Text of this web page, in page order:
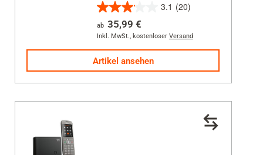
3.1 (20)
3.1
von
Sternen.
20
Bewertungen
ab 35,99 €
Inkl. MwSt., kostenloser Versand
Artikel ansehen